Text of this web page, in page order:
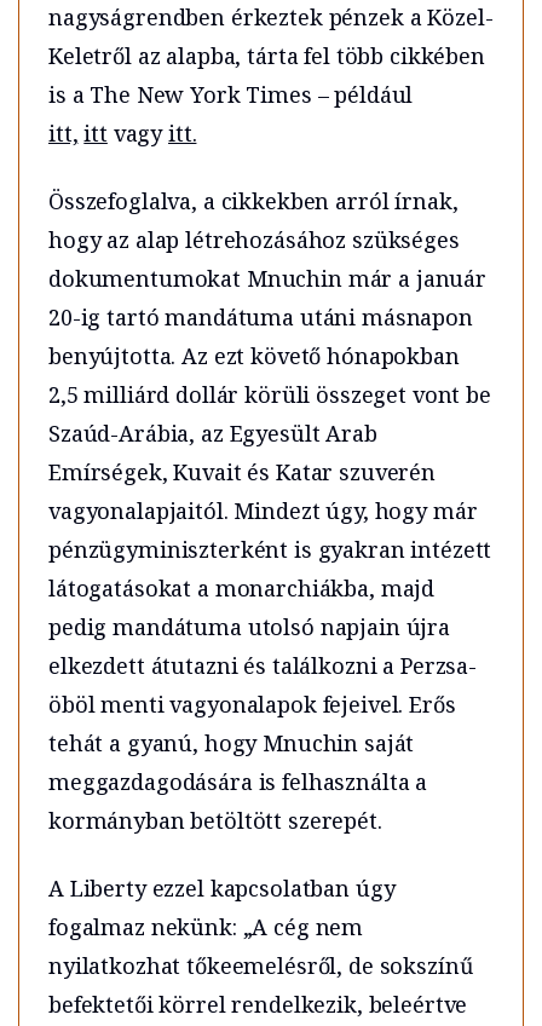
nagyságrendben érkeztek pénzek a Közel-
Keletről az alapba, tárta fel több cikkében
is a The New York Times – például
itt, itt vagyitt.
Összefoglalva, a cikkekben arról írnak,
hogy az alap létrehozásához szükséges
dokumentumokat Mnuchin már a január
20-ig tartó mandátuma utáni másnapon
benyújtotta. Az ezt követő hónapokban
2,5 milliárd dollár körüli összeget vont be
Szaúd-Arábia, az Egyesült Arab
Emírségek, Kuvait és Katar szuverén
vagyonalapjaitól. Mindezt úgy, hogy már
pénzügyminiszterként is gyakran intézett
látogatásokat a monarchiákba, majd
pedig mandátuma utolsó napjain újra
elkezdett átutazni és találkozni a Perzsa-
öböl menti vagyonalapok fejeivel. Erős
tehát a gyanú, hogy Mnuchin saját
meggazdagodására is felhasználta a
kormányban betöltött szerepét.
A Liberty ezzel kapcsolatban úgy
fogalmaz nekünk: „A cég nem
nyilatkozhat tőkeemelésről, de sokszínű
befektetői körrel rendelkezik, beleértve